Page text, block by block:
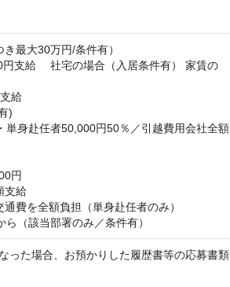
最大30万円/条件有）
支給 　社宅の場合（入居条件有） 家賃の
給
)
単身赴任者50,000円50％／引越費用会社全額
円
支給
費を全額負担（単身赴任者のみ）
（該当部署のみ／条件有）
った場合、お預かりした履歴書等の応募書類